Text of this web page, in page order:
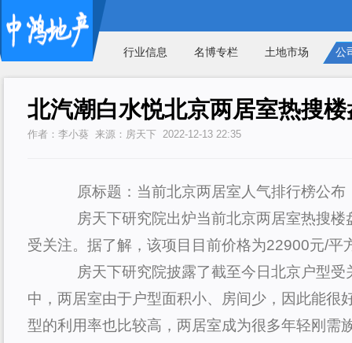
行业信息 名博专栏 土地市场 公
北汽潮白水悦北京两居室热搜
作者：李小葵 来源：房天下 2022-12-13 22:35
原标题：当前北京两居室人气排行榜公布
房天下研究院出炉当前北京两居室热搜楼
受关注。据了解，该项目目前价格为22900元/平
房天下研究院披露了截至今日北京户型受
中，两居室由于户型面积小、房间少，因此能很
型的利用率也比较高，两居室成为很多年轻刚需